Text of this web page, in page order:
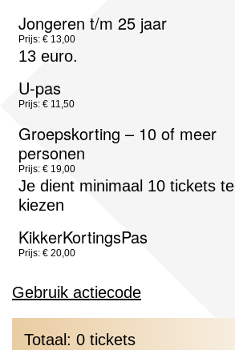
Jongeren t/m 25 jaar
Prijs: € 13,00
13 euro.
U-pas
Prijs: € 11,50
Groepskorting – 10 of meer
personen
Prijs: € 19,00
Je dient minimaal 10 tickets te
kiezen
KikkerKortingsPas
Prijs: € 20,00
Gebruik actiecode
Totaal: 0 tickets